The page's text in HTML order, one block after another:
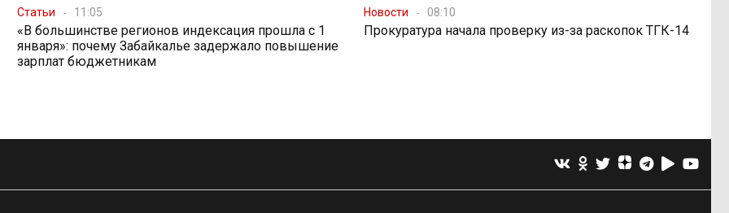
Статьи 11:05
«В большинстве регионов индексация прошла с 1
января»: почему Забайкалье задержало повышение
зарплат бюджетникам
Новости 08:10
Прокуратура начала проверку из-за раскопок ТГК-14